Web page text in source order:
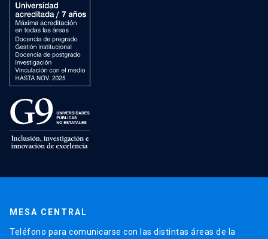
MESA CENTRAL
Teléfono para comunicarse con las distintas áreas de la